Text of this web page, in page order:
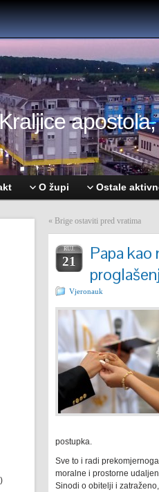
O župi Ostale
« Brige ostaviti pred vratima
RUJ.
21
Papa
Vjeronauk
postupka.
Sve to i radi
moralne i prostorne
Sinodi o obitelji i